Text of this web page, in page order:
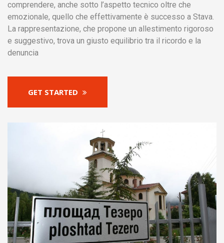
comprendere, anche sotto l’aspetto tecnico oltre che
emozionale, quello che effettivamente è successo a Stava.
La rappresentazione, che propone un allestimento rigoroso
e suggestivo, trova un giusto equilibrio tra il ricordo e la
denuncia
GET STARTED